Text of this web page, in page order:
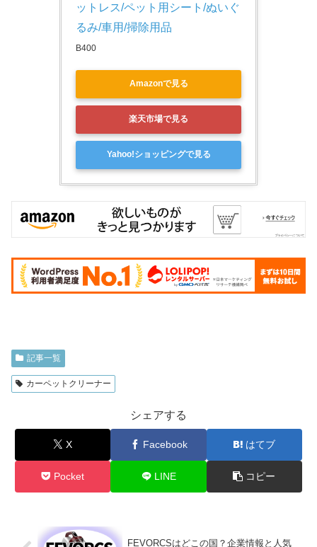
ットレス/ペット用シート/ぬいぐ
るみ/車用/掃除用品
B400
Amazonで見る
楽天市場で見る
Yahoo!ショッピングで見る
記事一覧
カーペットクリーナー
シェアする
X Facebook はてブ
Pocket LINE コピー
FEVORCSはどこの国？企業情報と人気